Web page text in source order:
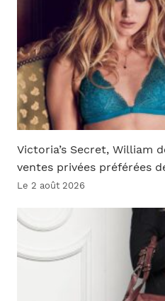
Victoria’s Secret, William
ventes privées préférées
Le 2 août 2026